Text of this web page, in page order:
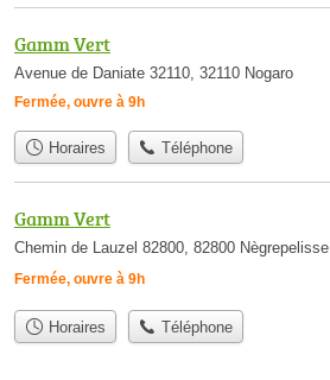
Gamm Vert
Avenue de Daniate 32110, 32110 Nogaro
Fermée, ouvre à 9h
Horaires Téléphone
Gamm Vert
Chemin de Lauzel 82800, 82800 Nègrepelisse
Fermée, ouvre à 9h
Horaires Téléphone